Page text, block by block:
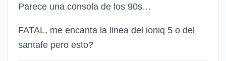
Parece una consola de los 90s…
FATAL, me encanta la linea del ioniq 5 o del
santafe pero esto?